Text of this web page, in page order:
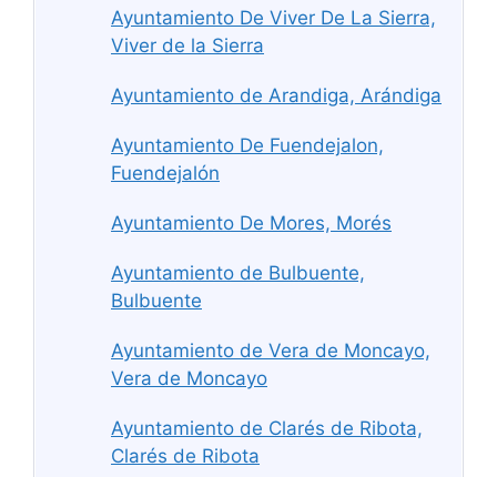
Ayuntamiento De Viver De La Sierra,
Viver de la Sierra
Ayuntamiento de Arandiga, Arándiga
Ayuntamiento De Fuendejalon,
Fuendejalón
Ayuntamiento De Mores, Morés
Ayuntamiento de Bulbuente,
Bulbuente
Ayuntamiento de Vera de Moncayo,
Vera de Moncayo
Ayuntamiento de Clarés de Ribota,
Clarés de Ribota